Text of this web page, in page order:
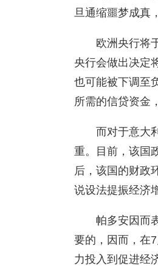
旦通缩噩梦成真
欧洲央行将
央行会做出决定
也可能被下调至
所需的信贷资金
而对于意大
重。目前，该国
后，该国的财政
说设法提振经济
帕多安因而
要的，因而，在
力投入到促进经